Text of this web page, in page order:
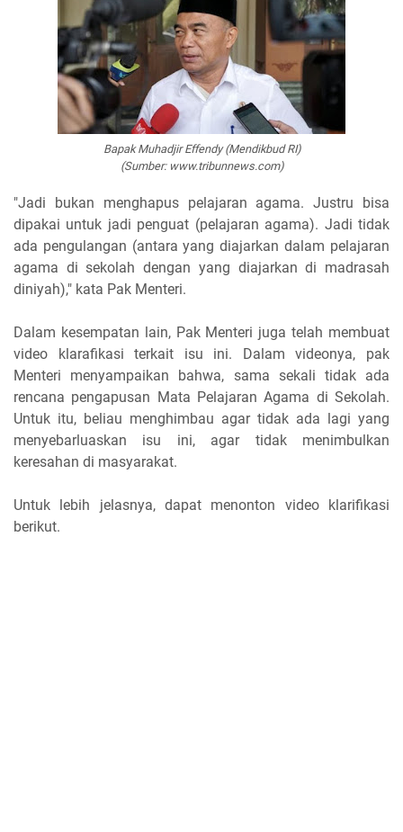
Bapak Muhadjir Effendy (Mendikbud RI)
(Sumber: www.tribunnews.com)
"Jadi bukan menghapus pelajaran agama. Justru bisa
dipakai untuk jadi penguat (pelajaran agama). Jadi tidak
ada pengulangan (antara yang diajarkan dalam pelajaran
agama di sekolah dengan yang diajarkan di madrasah
diniyah)," kata Pak Menteri.
Dalam kesempatan lain, Pak Menteri juga telah membuat
video klarafikasi terkait isu ini. Dalam videonya, pak
Menteri menyampaikan bahwa, sama sekali tidak ada
rencana pengapusan Mata Pelajaran Agama di Sekolah.
Untuk itu, beliau menghimbau agar tidak ada lagi yang
menyebarluaskan isu ini, agar tidak menimbulkan
keresahan di masyarakat.
Untuk lebih jelasnya, dapat menonton video klarifikasi
berikut.